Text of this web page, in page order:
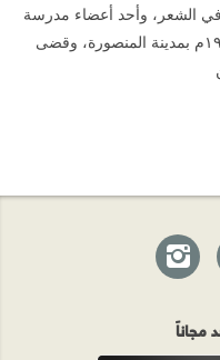
في الشعر، وأحد أعضاء مدرسة
أبولو الشعرية.ولد علي محمود طه عام ١٩٠١م بمدينة المنصورة، وقضى
مجاناً